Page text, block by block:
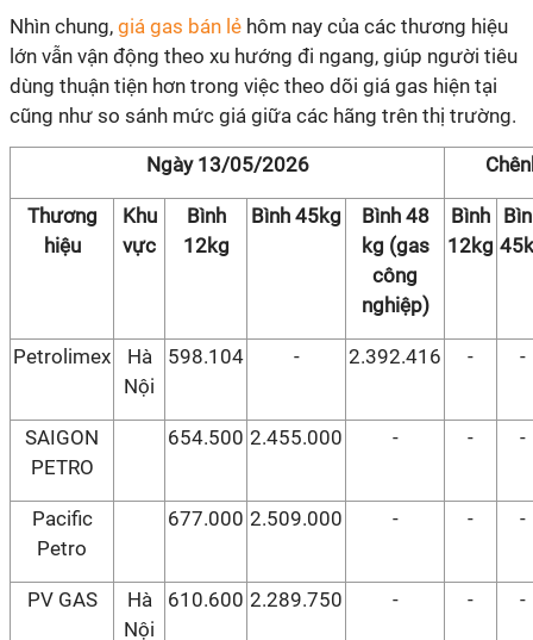
Nhìn chung, giá gas bán lẻ hôm nay của các thương hiệu
lớn vẫn vận động theo xu hướng đi ngang, giúp người tiêu
dùng thuận tiện hơn trong việc theo dõi giá gas hiện tại
cũng như so sánh mức giá giữa các hãng trên thị trường.
Ngày 13/05/2026
Thương
hiệu
Khu
vực
Bình
12kg
Bình 45kg
Bình 48
kg (gas
công
nghiệp)
Bình
12kg
Petrolimex
Hà
Nội
598.104 - 2.392.416 - -
SAIGON
PETRO
654.500 2.455.000 - - -
Pacific
Petro
677.000 2.509.000 - - -
PV GAS
Hà
Nội
610.600 2.289.750 - - -